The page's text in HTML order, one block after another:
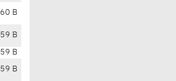
60 B
59 B
59 B
59 B